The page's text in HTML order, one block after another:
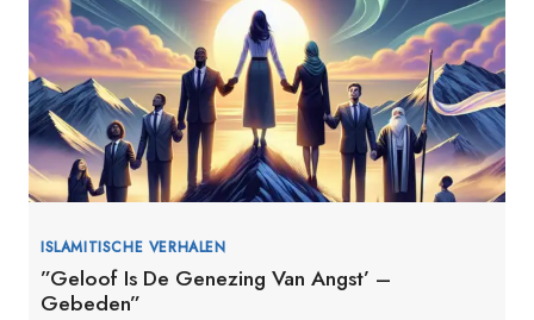
ISLAMITISCHE VERHALEN
”Geloof Is De Genezing Van Angst’ –
Gebeden”